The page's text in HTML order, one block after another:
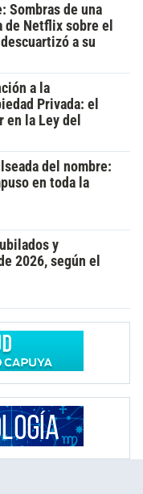
Sombras de una
Netflix sobre el
a su
a la
Privada: el
la Ley del
del nombre:
en toda la
y
2026, según el